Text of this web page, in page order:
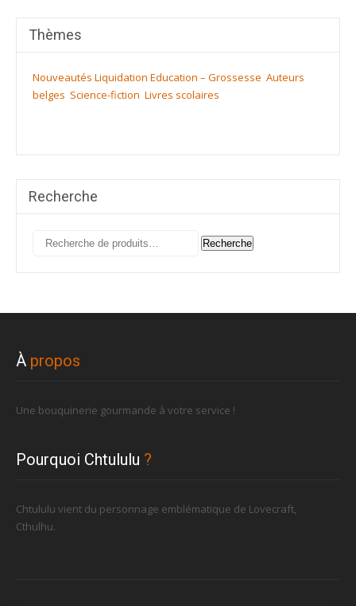
Thèmes
Nouveautés Liquidation Education – Grossesse Auteurs
belges Science-fiction Livres scolaires
Recherche
Recherche
Recherche
À propos
Une bouquinerie gourmande à votre service !
Pourquoi Chtululu ?
Chtululu vient du personnage emblématique de Lovecraft,
Cthulhu.